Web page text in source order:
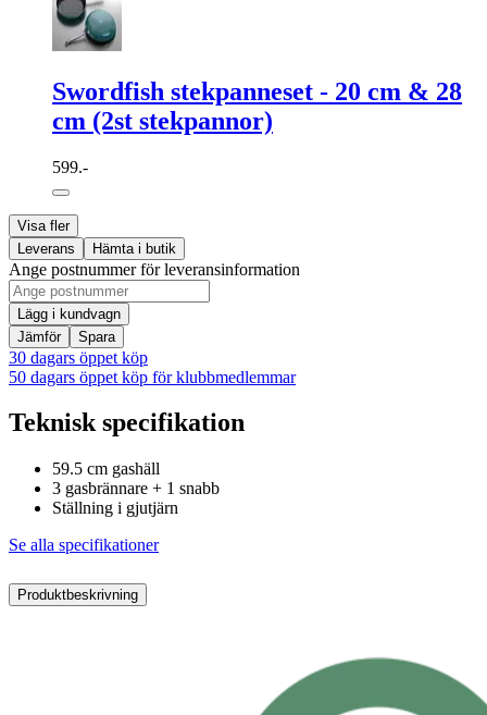
Swordfish stekpanneset - 20 cm & 28
cm (2st stekpannor)
599.-
Visa fler
Leverans
Hämta i butik
Ange postnummer för leveransinformation
Lägg i kundvagn
Jämför
Spara
30 dagars öppet köp
50 dagars öppet köp för klubbmedlemmar
Teknisk specifikation
59.5 cm gashäll
3 gasbrännare + 1 snabb
Ställning i gjutjärn
Se alla specifikationer
Produktbeskrivning